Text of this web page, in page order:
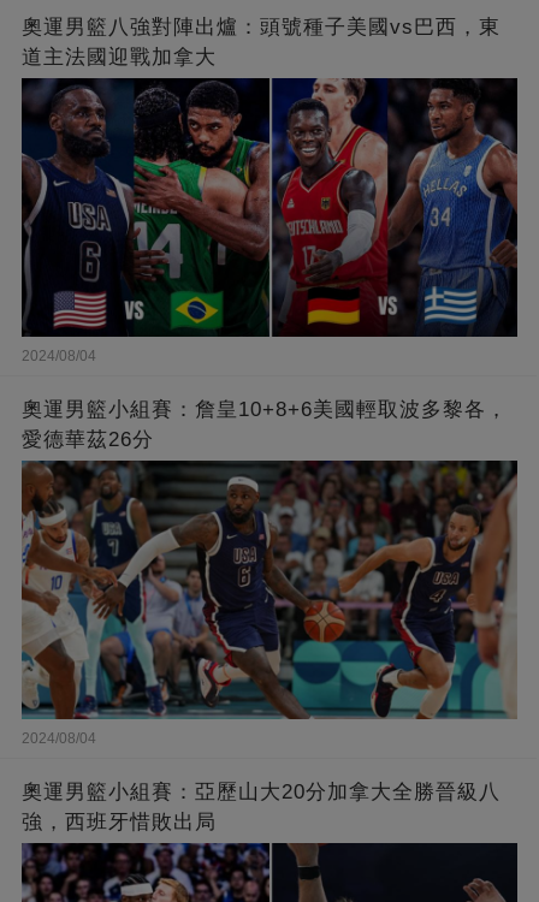
奧運男籃八強對陣出爐：頭號種子美國vs巴西，東
道主法國迎戰加拿大
2024/08/04
奧運男籃小組賽：詹皇10+8+6美國輕取波多黎各，
愛德華茲26分
2024/08/04
奧運男籃小組賽：亞歷山大20分加拿大全勝晉級八
強，西班牙惜敗出局